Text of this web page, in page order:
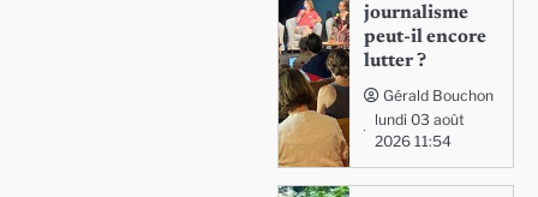
journalisme
peut-il encore
lutter ?
Gérald Bouchon
lundi 03 août
2026 11:54